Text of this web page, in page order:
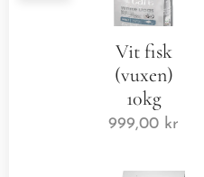
Vit fisk
(vuxen)
10kg
999,00 kr